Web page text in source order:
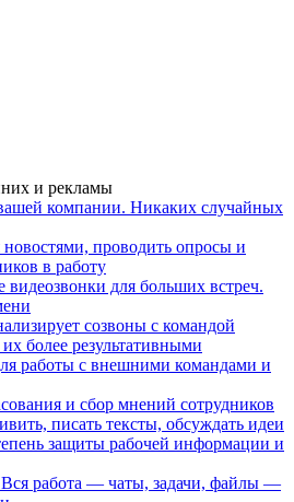
и рекламы
компании. Никаких случайных
новостями, проводить опросы и
в работу
видеозвонки для больших встреч.
созвоны с командой
более результативными
работы с внешними командами и
и сбор мнений сотрудников
писать тексты, обсуждать идеи
защиты рабочей информации и
Вся работа — чаты, задачи, файлы —